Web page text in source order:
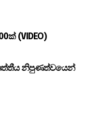
(VIDEO)
නිපුණත්වයෙන්